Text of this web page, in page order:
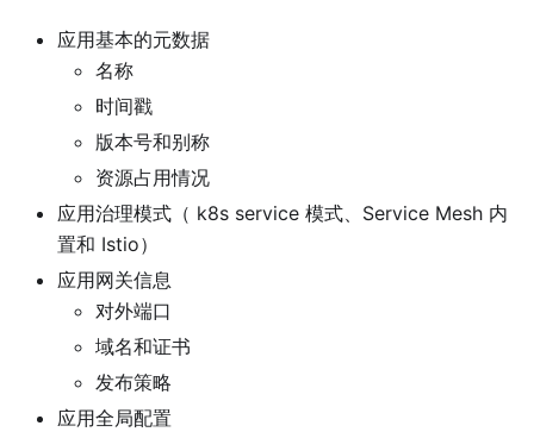
应用基本的元数据
名称
时间戳
版本号和别称
资源占用情况
应用治理模式（ k8s service 模式、Service Mesh 内
置和 Istio）
应用网关信息
对外端口
域名和证书
发布策略
应用全局配置